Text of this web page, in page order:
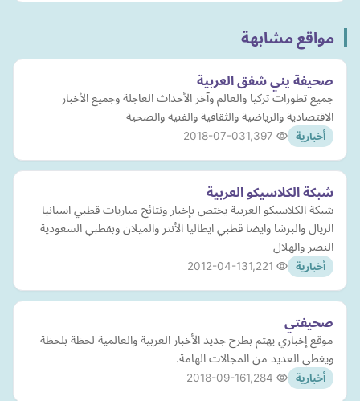
مواقع مشابهة
صحيفة يني شفق العربية
جميع تطورات تركيا والعالم وآخر الأحداث العاجلة وجميع الأخبار
الاقتصادية والرياضية والثقافية والفنية والصحية
أخبارية 2018-07-03
شبكة الكلاسيكو العربية
شبكة الكلاسيكو العربية يختص بإخبار ونتائج مباريات قطبي اسبانيا
الريال والبرشا وايضا قطبي ايطاليا الأنتر والميلان وبقطبي السعودية
النصر والهلال
أخبارية 2012-04-13
صحيفتي
موقع إخباري يهتم بطرح جديد الأخبار العربية والعالمية لحظة بلحظة
ويغطي العديد من المجالات الهامة.
أخبارية 2018-09-16